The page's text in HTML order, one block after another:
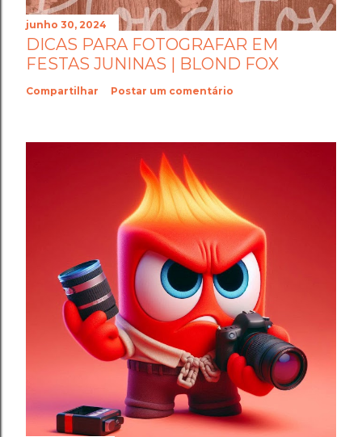
junho 30, 2024
DICAS PARA FOTOGRAFAR EM
FESTAS JUNINAS | BLOND FOX
Compartilhar Postar um comentário